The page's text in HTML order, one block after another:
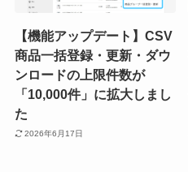
【機能アップデート】CSV
商品一括登録・更新・ダウ
ンロードの上限件数が
「10,000件」に拡大しまし
た
2026年6月17日